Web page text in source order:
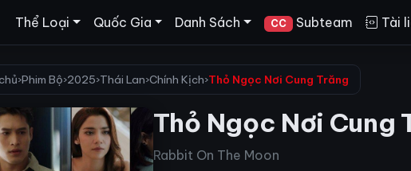
Thể Loại Quốc Gia Danh Sách CC Subteam Tài
›Phim Bộ›2025›Thái Lan›Chính Kịch›Thỏ Ngọc Nơi Cung Trăng
Thỏ Ngọc Nơi Cung
Rabbit On The Moon